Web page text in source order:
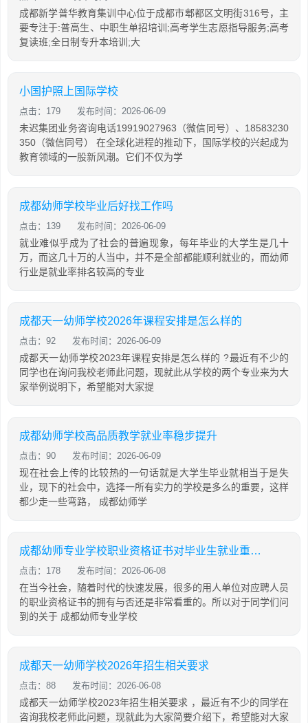
成都新学普华教育集训中心位于成都市郫都区文明街316号，主
要专注于:普高生、中职生单招培训;高考学生志愿指导服务;高考
复读班;全日制专升本培训;大
小国护照上国际学校
点击：179 发布时间：2026-06-09
未迟集团业务咨询电话19919027963（微信同号）、18583230
350（微信同号） 在全球化进程的推动下，国际学校的兴起成为
教育领域的一股新风潮。它们不仅为学
成都幼师学校毕业后好找工作吗
点击：139 发布时间：2026-06-09
就业难似乎成为了社会的普遍现象，每年毕业的大学生是几十
万，而这几十万的人当中，并不是全部都能顺利就业的，而幼师
行业是就业率排名较高的专业
成都天一幼师学校2026年课程安排是怎么样的
点击：92 发布时间：2026-06-09
成都天一幼师学校2023年课程安排是怎么样的 ?最近有不少的
同学也在询问我校老师此问题，现就此从学校的两个专业来为大
家举例说明下，希望能对大家提
成都幼师学校高品质教学就业率稳步提升
点击：90 发布时间：2026-06-09
现在社会上传的比较热的一句话就是大学生毕业就相当于是失
业，现下的社会中，选择一所有实力的学校是多么的重要，这样
都少走一些弯路， 成都幼师学
成都幼师专业学校职业资格证书对毕业生就业重要吗
点击：178 发布时间：2026-06-08
在当今社会，随着时代的快速发展，很多的用人单位对应聘人员
的职业资格证书的拥有与否还是非常看重的。所以对于同学们问
到的关于 成都幼师专业学校
成都天一幼师学校2026年招生相关要求
点击：88 发布时间：2026-06-08
成都天一幼师学校2023年招生相关要求 ，最近有不少的同学在
咨询我校老师此问题，现就此为大家简要介绍下，希望能对大家